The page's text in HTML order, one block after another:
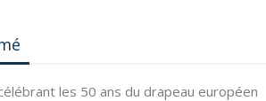
les 50 ans du drapeau européen